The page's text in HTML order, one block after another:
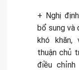
+ Nghị
bổ sung và
khó khăn,
thuận chủ
điều chỉnh